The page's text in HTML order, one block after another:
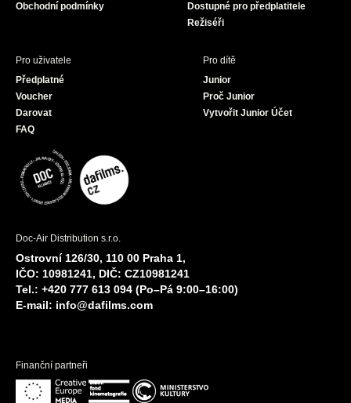
Obchodní podmínky
Dostupné pro předplatitele
Režiséři
Pro uživatele
Předplatné
Voucher
Darovat
FAQ
Pro dítě
Junior
Proč Junior
Vytvořit Junior Účet
Doc-Air Distribution s.r.o.
Ostrovní 126/30, 110 00 Praha 1,
IČO: 10981241, DIČ: CZ10981241
Tel.: +420 777 613 094 (Po–Pá 9:00–16:00)
E-mail: info@dafilms.com
Finanční partneři